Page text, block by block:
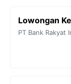
Lowongan
PT Bank Rakyat